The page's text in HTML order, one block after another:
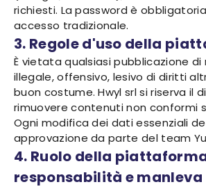
richiesti. La password è
accesso tradizionale.
3. Regole d'uso della
È vietata qualsiasi pubblicazione
illegale, offensivo, lesivo di diritti
buon costume. Hwyl srl si riserva il
rimuovere contenuti non conformi
Ogni modifica dei dati essenziali
approvazione da parte del team
4. Ruolo della
responsabilità e manleva